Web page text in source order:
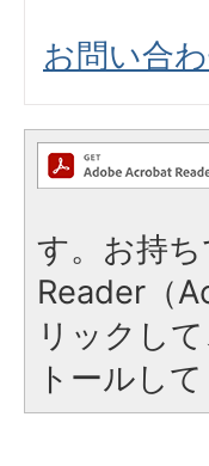
お問い合
す。お持
Reader（
リックし
トールし